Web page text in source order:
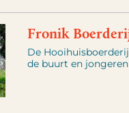
Fronik
De
de buurt en